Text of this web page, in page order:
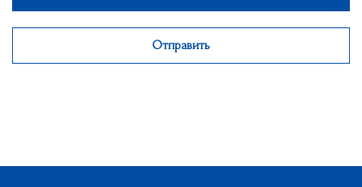
Отправить